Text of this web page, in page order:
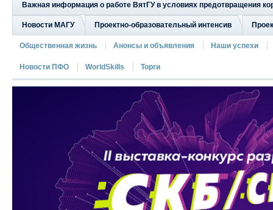
Важная информация о работе ВятГУ в условиях предотвращения
Новости МАГУ Проектно-образовательный интенсив
Общественная жизнь Анонсы и объявления Наши успехи
Новости ПФО WorldSkills Торги